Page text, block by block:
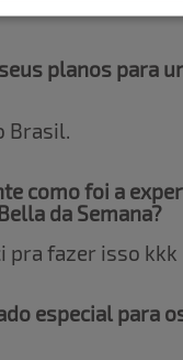
planos para
Brasil.
como foi a
da Semana?
pra fazer isso kkk
especial para